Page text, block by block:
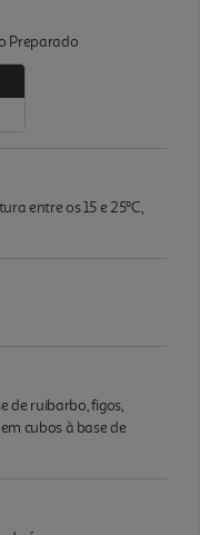
Preparado
entre os 15 e 25ºC,
de ruibarbo, figos,
cubos à base de